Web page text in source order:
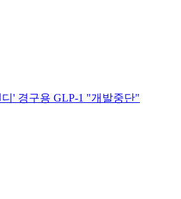
' 경구용 GLP-1 "개발중단"